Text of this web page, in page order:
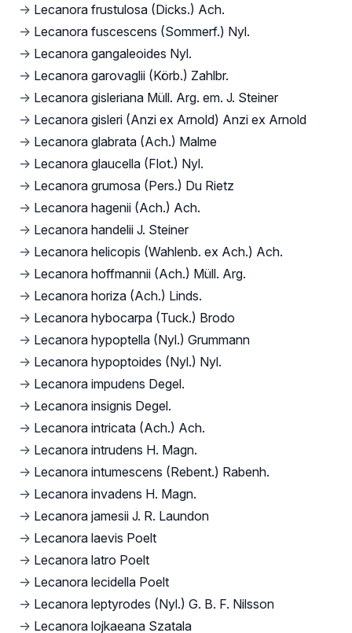
→ Lecanora frustulosa (Dicks.) Ach.
→ Lecanora fuscescens (Sommerf.) Nyl.
→ Lecanora gangaleoides Nyl.
→ Lecanora garovaglii (Körb.) Zahlbr.
→ Lecanora gisleriana Müll. Arg. em. J. Steiner
→ Lecanora gisleri (Anzi ex Arnold) Anzi ex Arnold
→ Lecanora glabrata (Ach.) Malme
→ Lecanora glaucella (Flot.) Nyl.
→ Lecanora grumosa (Pers.) Du Rietz
→ Lecanora hagenii (Ach.) Ach.
→ Lecanora handelii J. Steiner
→ Lecanora helicopis (Wahlenb. ex Ach.) Ach.
→ Lecanora hoffmannii (Ach.) Müll. Arg.
→ Lecanora horiza (Ach.) Linds.
→ Lecanora hybocarpa (Tuck.) Brodo
→ Lecanora hypoptella (Nyl.) Grummann
→ Lecanora hypoptoides (Nyl.) Nyl.
→ Lecanora impudens Degel.
→ Lecanora insignis Degel.
→ Lecanora intricata (Ach.) Ach.
→ Lecanora intrudens H. Magn.
→ Lecanora intumescens (Rebent.) Rabenh.
→ Lecanora invadens H. Magn.
→ Lecanora jamesii J. R. Laundon
→ Lecanora laevis Poelt
→ Lecanora latro Poelt
→ Lecanora lecidella Poelt
→ Lecanora leptyrodes (Nyl.) G. B. F. Nilsson
→ Lecanora lojkaeana Szatala